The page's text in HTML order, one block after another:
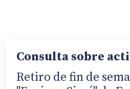
Consulta sobre
Retiro de fin de